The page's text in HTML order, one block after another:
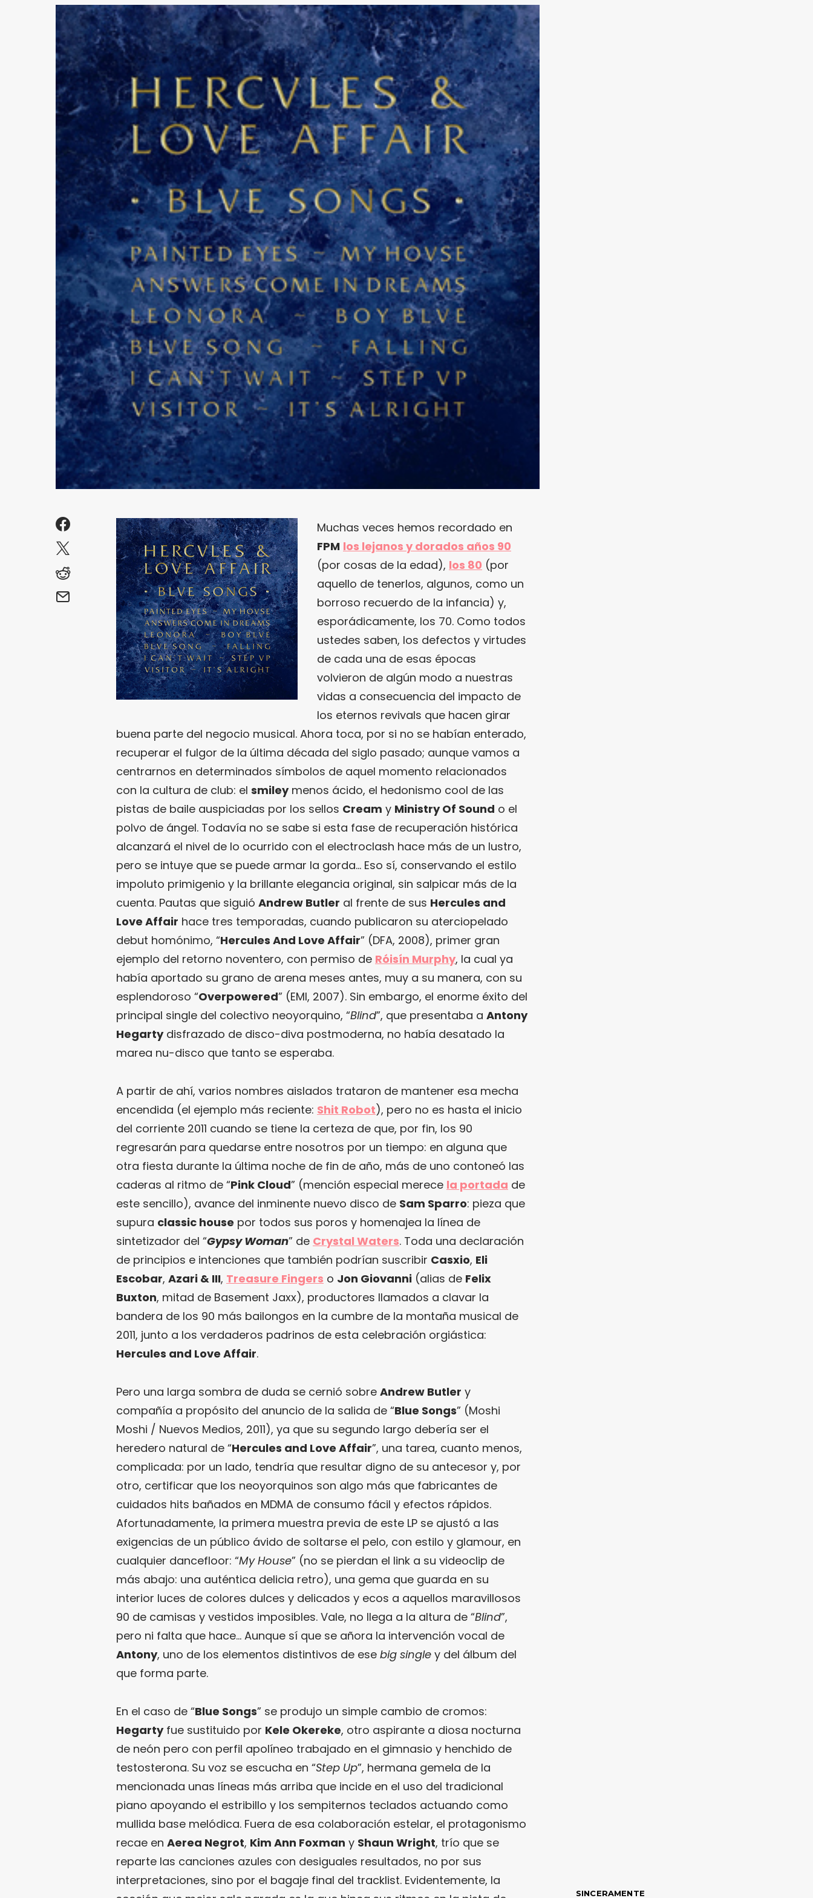
Muchas veces hemos recordado en
FPM los lejanos y dorados años 90
(por cosas de la edad), los 80 (por
aquello de tenerlos, algunos, como un
borroso recuerdo de la infancia) y,
esporádicamente, los 70. Como todos
ustedes saben, los defectos y virtudes
de cada una de esas épocas
volvieron de algún modo a nuestras
vidas a consecuencia del impacto de
los eternos revivals que hacen girar
buena parte del negocio musical. Ahora toca, por si no se habían enterado,
recuperar el fulgor de la última década del siglo pasado; aunque vamos a
centrarnos en determinados símbolos de aquel momento relacionados
con la cultura de club: el smileymenos ácido, el hedonismo cool de las
pistas de baile auspiciadas por los sellos Cream y Ministry Of Sound o el
polvo de ángel. Todavía no se sabe si esta fase de recuperación histórica
alcanzará el nivel de lo ocurrido con el electroclash hace más de un lustro,
pero se intuye que se puede armar la gorda… Eso sí, conservando el estilo
impoluto primigenio y la brillante elegancia original, sin salpicar más de la
cuenta. Pautas que siguió Andrew Butler al frente de sus Hercules and
Love Affair hace tres temporadas, cuando publicaron su aterciopelado
debut homónimo, “Hercules And Love Affair” (DFA, 2008), primer gran
ejemplo del retorno noventero, con permiso de Róisín Murphy, la cual ya
había aportado su grano de arena meses antes, muy a su manera, con su
esplendoroso “Overpowered” (EMI, 2007). Sin embargo, el enorme éxito del
principal single del colectivo neoyorquino, “Blind”, que presentaba a Antony
Hegartydisfrazado de disco-diva postmoderna, no había desatado la
marea nu-disco que tanto se esperaba.
A partir de ahí, varios nombres aislados trataron de mantener esa mecha
encendida (el ejemplo más reciente: Shit Robot), pero no es hasta el inicio
del corriente 2011 cuando se tiene la certeza de que, por fin, los 90
regresarán para quedarse entre nosotros por un tiempo: en alguna que
otra fiesta durante la última noche de fin de año, más de uno contoneó las
caderas al ritmo de “Pink Cloud” (mención especial merece la portada de
este sencillo), avance del inminente nuevo disco de Sam Sparro: pieza que
supura classic house por todos sus poros y homenajea la línea de
sintetizador del “Gypsy Woman” de Crystal Waters. Toda una declaración
de principios e intenciones que también podrían suscribir Casxio, Eli
Escobar, Azari & III, Treasure Fingers o Jon Giovanni (alias de Felix
Buxton, mitad de Basement Jaxx), productores llamados a clavar la
bandera de los 90 más bailongos en la cumbre de la montaña musical de
2011, junto a los verdaderos padrinos de esta celebración orgiástica:
Hercules and Love Affair.
Pero una larga sombra de duda se cernió sobre Andrew Butler y
compañía a propósito del anuncio de la salida de “Blue Songs” (Moshi
Moshi / Nuevos Medios, 2011), ya que su segundo largo debería ser el
heredero natural de “Hercules and Love Affair”, una tarea, cuanto menos,
complicada: por un lado, tendría que resultar digno de su antecesor y, por
otro, certificar que los neoyorquinos son algo más que fabricantes de
cuidados hits bañados en MDMA de consumo fácil y efectos rápidos.
Afortunadamente, la primera muestra previa de este LP se ajustó a las
exigencias de un público ávido de soltarse el pelo, con estilo y glamour, en
cualquier dancefloor: “My House” (no se pierdan el link a su videoclip de
más abajo: una auténtica delicia retro), una gema que guarda en su
interior luces de colores dulces y delicados y ecos a aquellos maravillosos
90 de camisas y vestidos imposibles. Vale, no llega a la altura de “Blind”,
pero ni falta que hace… Aunque sí que se añora la intervención vocal de
Antony, uno de los elementos distintivos de ese big single y del álbum del
que forma parte.
En el caso de “Blue Songs” se produjo un simple cambio de cromos:
Hegartyfue sustituido por Kele Okereke, otro aspirante a diosa nocturna
de neón pero con perfil apolíneo trabajado en el gimnasio y henchido de
testosterona. Su voz se escucha en “Step Up”, hermana gemela de la
mencionada unas líneas más arriba que incide en el uso del tradicional
piano apoyando el estribillo y los sempiternos teclados actuando como
mullida base melódica. Fuera de esa colaboración estelar, el protagonismo
recae en Aerea Negrot, Kim Ann Foxman y Shaun Wright, trío que se
reparte las canciones azules con desiguales resultados, no por sus
interpretaciones, sino por el bagaje final del tracklist. Evidentemente, la
SINCERAMENTE